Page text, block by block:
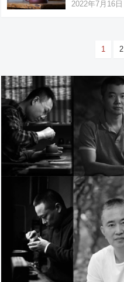
2022年7月16日
分
页
1 2